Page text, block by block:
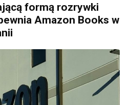
formą rozrywki
Amazon Books w